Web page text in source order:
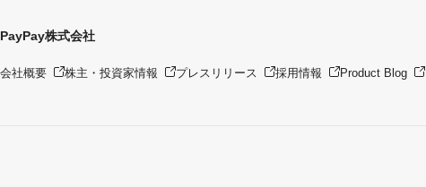
PayPay株式会社
会社概要 株主・投資家情報 プレスリリース 採用情報 Product Blog